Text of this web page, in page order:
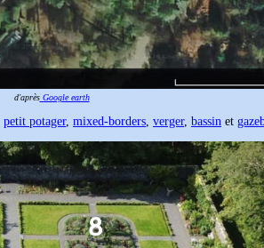
d'aprèsGoogle earth
petit potager, mixed-borders verger, bassin et